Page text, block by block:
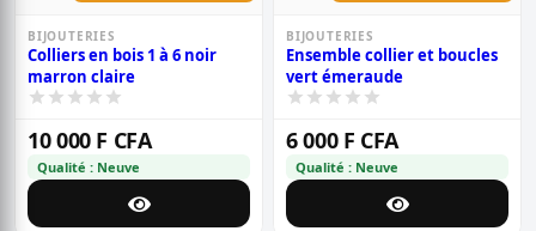
BIJOUTERIES
Colliers en bois 1 à 6 noir
marron claire
10 000 F CFA
Qualité : Neuve
BIJOUTERIES
Ensemble collier et boucles
vert émeraude
6 000 F CFA
Qualité : Neuve